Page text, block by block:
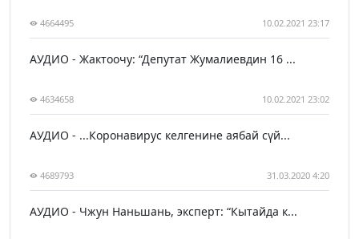
4664495 10.02.2021 23:17
АУДИО - Жактоочу: “Депутат Жумалиевдин 16 ...
4634658 10.02.2021 23:02
АУДИО - ...Коронавирус келгенине аябай сүй...
4689793 31.03.2020 4:20
АУДИО - Чжун Наньшань, эксперт: “Кытайда к...